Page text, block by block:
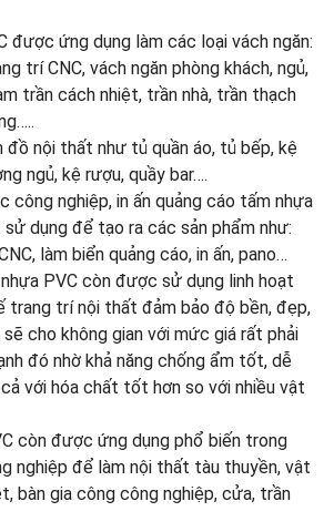
được ứng dụng làm các loại vách ngăn:
trí CNC, vách ngăn phòng khách, ngủ,
trần cách nhiệt, trần nhà, trần thạch
đồ nội thất như tủ quần áo, tủ bếp, kệ
ngủ, kệ rượu, quầy bar….
công nghiệp, in ấn quảng cáo tấm nhựa
dụng để tạo ra các sản phẩm như:
làm biển quảng cáo, in ấn, pano…
PVC còn được sử dụng linh hoạt
trang trí nội thất đảm bảo độ bền, đẹp,
cho không gian với mức giá rất phải
đó nhờ khả năng chống ẩm tốt, dễ
với hóa chất tốt hơn so với nhiều vật
còn được ứng dụng phổ biến trong
nghiệp để làm nội thất tàu thuyền, vật
bàn gia công công nghiệp, cửa, trần